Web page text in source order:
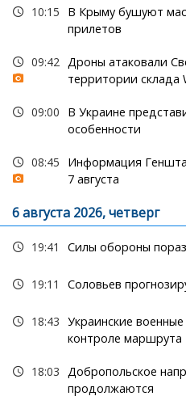
10:15
В Крыму бушуют
прилетов
09:42 Дроны атаковали
территории склада
09:00
В Украине
особенности
08:45
Информация
7 августа
6 августа 2026, четверг
19:41 Силы обороны
19:11 Соловьев
18:43 Украинские
контроле
18:03 Добропольское
продолжаются